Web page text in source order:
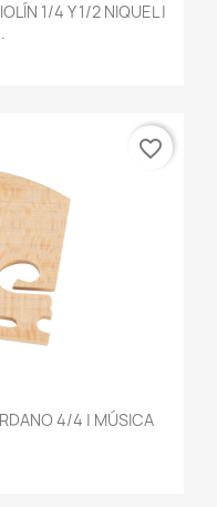
1/4 Y 1/2 NIQUEL |
4/4 | MÚSICA
favorite_border